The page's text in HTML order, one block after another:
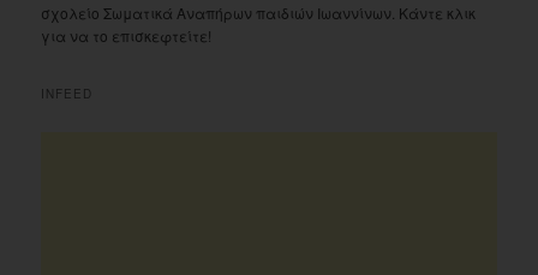
σχολείο Σωματικά Αναπήρων παιδιών Ιωαννίνων. Κάντε κλικ
για να το επισκεφτείτε!
INFEED